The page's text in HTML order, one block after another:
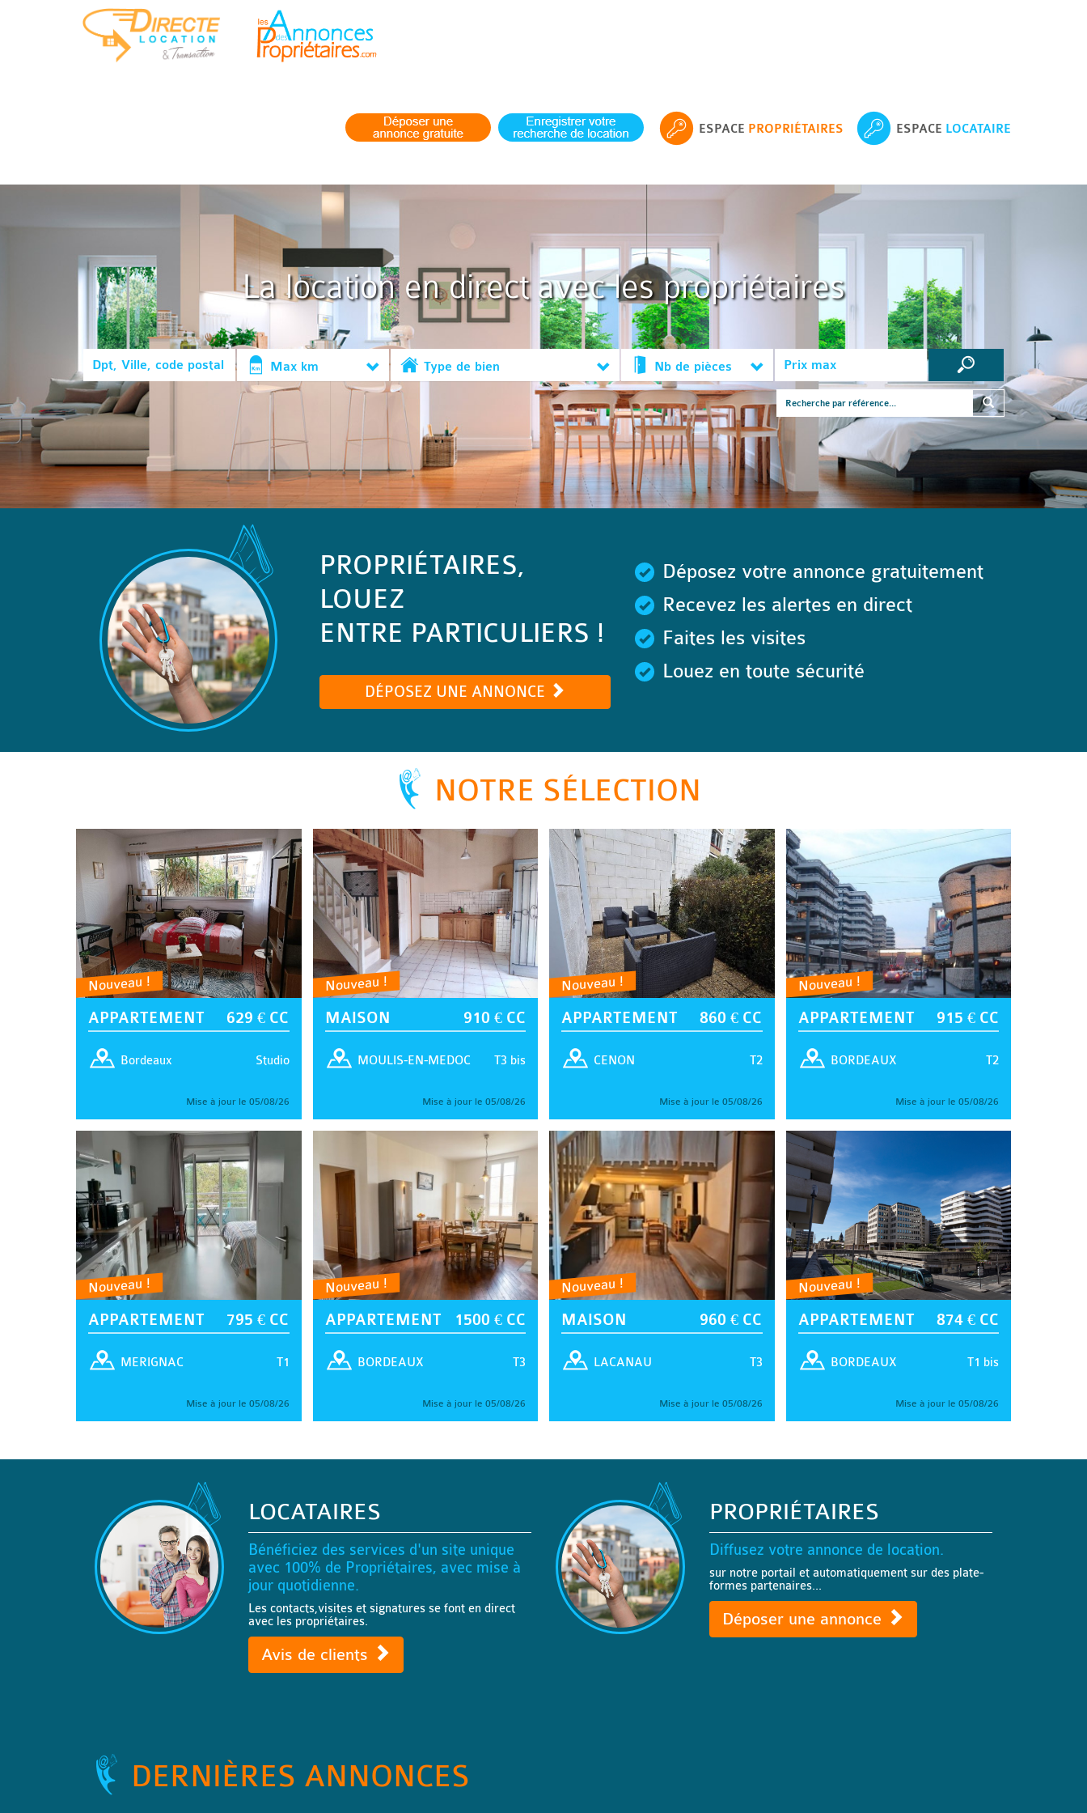
ESPACE PROPRIÉTAIRES ESPACE LOCATAIRE
La location en direct avec les propriétaires
Max km Type de bien Nb de pièces
PROPRIÉTAIRES,
LOUEZ
ENTRE PARTICULIERS !
DÉPOSEZ UNE ANNONCE
Déposez votre annonce gratuitement
Recevez les alertes en direct
Faites les visites
Louez en toute sécurité
NOTRE SÉLECTION
Nouveau !
APPARTEMENT 629 € CC
Studio
Bordeaux
Mise à jour le 05/08/26
Nouveau !
MAISON 910 € CC
T3 bis
MOULIS-EN-MEDOC
Mise à jour le 05/08/26
Nouveau !
APPARTEMENT 860 € CC
T2
CENON
Mise à jour le 05/08/26
Nouveau !
APPARTEMENT 915 € CC
T2
BORDEAUX
Mise à jour le 05/08/26
Nouveau !
APPARTEMENT 795 € CC
T1
MERIGNAC
Mise à jour le 05/08/26
Nouveau !
APPARTEMENT 1500 € CC
T3
BORDEAUX
Mise à jour le 05/08/26
Nouveau !
MAISON 960 € CC
T3
LACANAU
Mise à jour le 05/08/26
Nouveau !
APPARTEMENT 874 € CC
T1 bis
BORDEAUX
Mise à jour le 05/08/26
LOCATAIRES
Bénéficiez des services d'un site unique
avec 100% de Propriétaires, avec mise à
jour quotidienne.
Les contacts,visites et signatures se font en direct
avec les propriétaires.
Avis de clients
PROPRIÉTAIRES
Diffusez votre annonce de location.
sur notre portail et automatiquement sur des plate-
formes partenaires...
Déposer une annonce
DERNIÈRES ANNONCES